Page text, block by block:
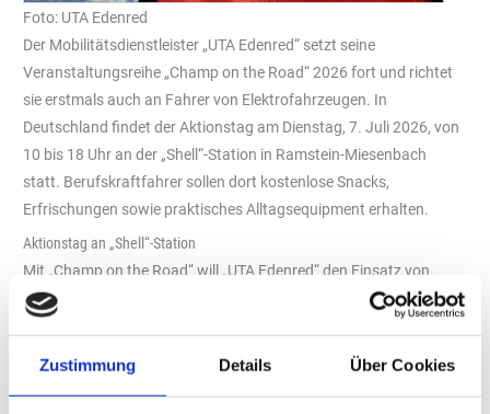
Zustimmung Details Über Cookies
Foto: UTA Edenred
Der Mobilitätsdienstleister „UTA Edenred“ setzt seine
Veranstaltungsreihe „Champ on the Road“ 2026 fort und richtet
sie erstmals auch an Fahrer von Elektrofahrzeugen. In
Deutschland findet der Aktionstag am Dienstag, 7. Juli 2026, von
10 bis 18 Uhr an der „Shell“-Station in Ramstein-Miesenbach
statt. Berufskraftfahrer sollen dort kostenlose Snacks,
Erfrischungen sowie praktisches Alltagsequipment erhalten.
Aktionstag an „Shell“-Station
Mit „Champ on the Road“ will „UTA Edenred“ den Einsatz von
Berufskraftfahrern auf Europas Straßen würdigen. Die Eventtage
ausgewählten Tankstellen in mehreren europäischen Ländern
statt. Der deutsche Termin ist für die „Shell“-Station In dem Wat L